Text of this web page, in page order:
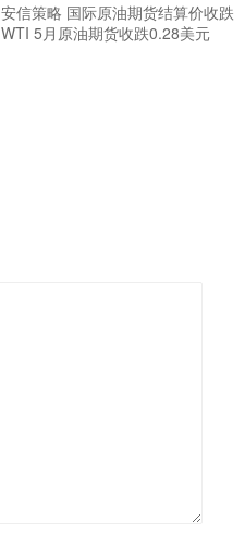
安信策略 国际原油期货结算价收跌
WTI 5月原油期货收跌0.28美元